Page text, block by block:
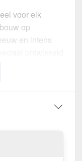
voor elk
op
en intens
te